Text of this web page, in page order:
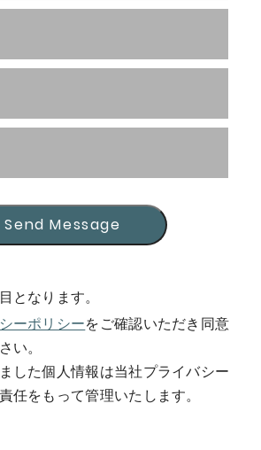
Send Message
Send Message
となります。
ーポリシーをご確認いただき同意
い。
した個人情報は当社プライバシー
任をもって管理いたします。